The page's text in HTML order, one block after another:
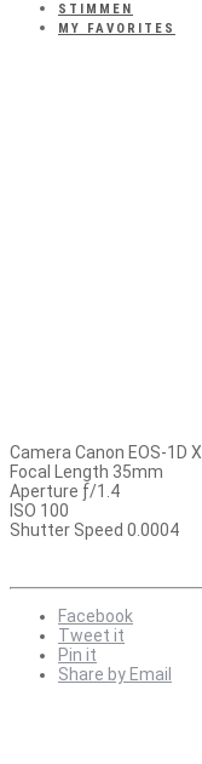
STIMMEN
MY FAVORITES
Camera Canon EOS-1D X
Focal Length 35mm
Aperture ƒ/1.4
ISO 100
Shutter Speed 0.0004
Facebook
Tweet it
Pin it
Share by Email